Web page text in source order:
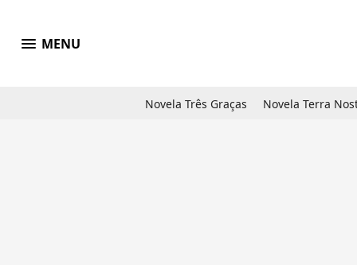
menu MENU
Novela Três Graças Novela Terra